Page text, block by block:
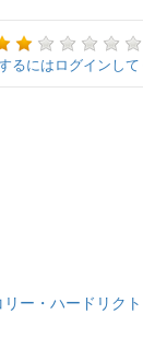
るにはログインして
リー・ハードリクト